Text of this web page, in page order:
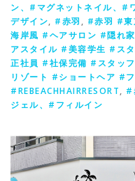
ン、#マグネットネイル、#
デザイン, #赤羽 , #赤羽 #
海岸風 #ヘアサロン #隠れ
アスタイル #美容学生 #ス
正社員 #社保完備 #スタッ
リゾート #ショートヘア #
#REBEACHHAIRRESORT, #
ジェル、#フィルイン